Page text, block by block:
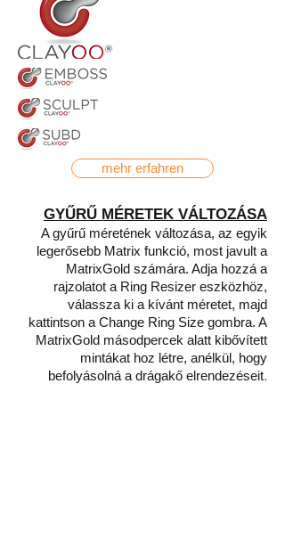
mehr erfahren
GYŰRŰ MÉRETEK VÁLTOZÁSA
A gyűrű méretének változása, az egyik
legerősebb Matrix funkció, most javult a
MatrixGold számára. Adja hozzá a
rajzolatot a Ring Resizer eszközhöz,
válassza ki a kívánt méretet, majd
kattintson a Change Ring Size gombra. A
MatrixGold másodpercek alatt kibővített
mintákat hoz létre, anélkül, hogy
befolyásolná a drágakő elrendezéseit.